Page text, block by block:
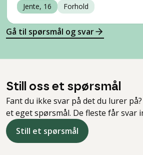
Jente, 16 Forhold
Gå til spørsmål og svar
Still oss et spørsmål
Fant du ikke svar på det du lurer
et eget spørsmål. De fleste får svar
Still et spørsmål